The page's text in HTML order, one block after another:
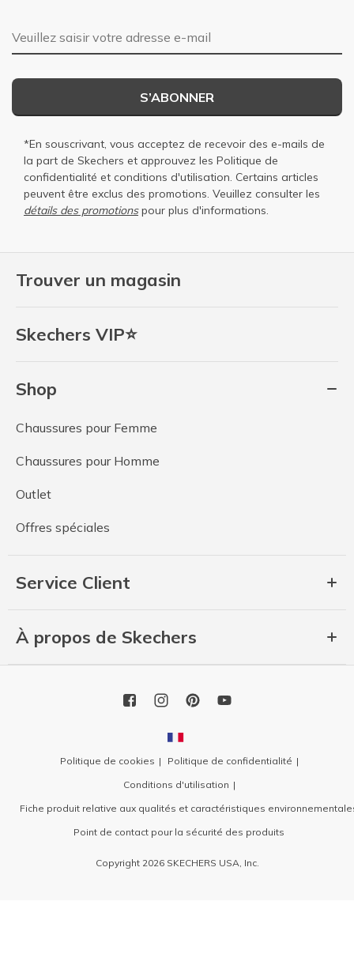
Trouver un magasin
Skechers VIP⭐
Shop
Chaussures pour Femme
Chaussures pour Homme
Outlet
Offres spéciales
Service Client
À propos de Skechers
Adresse e-mail
S’ABONNER
*En souscrivant, vous acceptez de recevoir des e-mails de
la part de Skechers et approuvez les Politique de
confidentialité et conditions d'utilisation. Certains articles
peuvent être exclus des promotions. Veuillez consulter les
détails des promotionspour plus d'informations.
Politique de cookies
Politique de confidentialité
Conditions d'utilisation
Fiche produit relative aux qualités et caractéristiques
Point de contact pour la sécurité des produits
Copyright 2026 SKECHERS USA, Inc.